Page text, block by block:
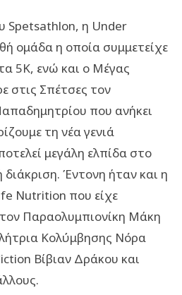
Spetsathlon, η Under
ομάδα η οποία συμμετείχε
5Κ, ενώ και ο Μέγας
στις Σπέτσες τον
που ανήκει
τη νέα γενιά
μεγάλη ελπίδα στο
Έντονη ήταν και η
Νutrition που είχε
Παραολυμπιονίκη Μάκη
Κολύμβησης Νόρα
Βίβιαν Δράκου και